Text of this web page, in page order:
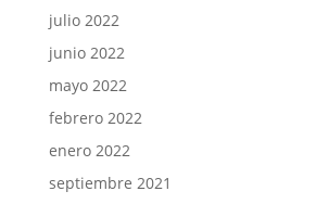
julio 2022
junio 2022
mayo 2022
febrero 2022
enero 2022
septiembre 2021